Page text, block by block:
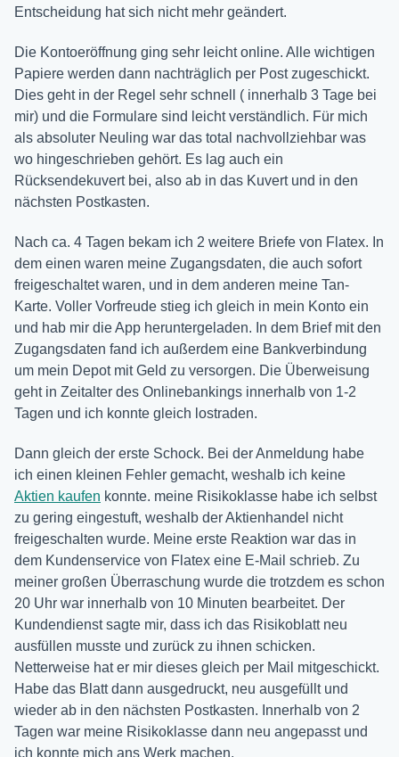
Entscheidung hat sich nicht mehr geändert.
Die Kontoeröffnung ging sehr leicht online. Alle wichtigen
Papiere werden dann nachträglich per Post zugeschickt.
Dies geht in der Regel sehr schnell ( innerhalb 3 Tage bei
mir) und die Formulare sind leicht verständlich. Für mich
als absoluter Neuling war das total nachvollziehbar was
wo hingeschrieben gehört. Es lag auch ein
Rücksendekuvert bei, also ab in das Kuvert und in den
nächsten Postkasten.
Nach ca. 4 Tagen bekam ich 2 weitere Briefe von Flatex. In
dem einen waren meine Zugangsdaten, die auch sofort
freigeschaltet waren, und in dem anderen meine Tan-
Karte. Voller Vorfreude stieg ich gleich in mein Konto ein
und hab mir die App heruntergeladen. In dem Brief mit den
Zugangsdaten fand ich außerdem eine Bankverbindung
um mein Depot mit Geld zu versorgen. Die Überweisung
geht in Zeitalter des Onlinebankings innerhalb von 1-2
Tagen und ich konnte gleich lostraden.
Dann gleich der erste Schock. Bei der Anmeldung habe
ich einen kleinen Fehler gemacht, weshalb ich keine
Aktien kaufen konnte. meine Risikoklasse habe ich selbst
zu gering eingestuft, weshalb der Aktienhandel nicht
freigeschalten wurde. Meine erste Reaktion war das in
dem Kundenservice von Flatex eine E-Mail schrieb. Zu
meiner großen Überraschung wurde die trotzdem es schon
20 Uhr war innerhalb von 10 Minuten bearbeitet. Der
Kundendienst sagte mir, dass ich das Risikoblatt neu
ausfüllen musste und zurück zu ihnen schicken.
Netterweise hat er mir dieses gleich per Mail mitgeschickt.
Habe das Blatt dann ausgedruckt, neu ausgefüllt und
wieder ab in den nächsten Postkasten. Innerhalb von 2
Tagen war meine Risikoklasse dann neu angepasst und
ich konnte mich ans Werk machen.